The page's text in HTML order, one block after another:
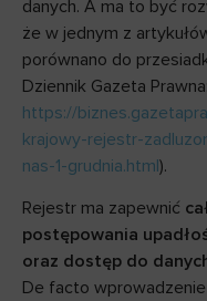
danych. A ma to być
że w jednym z
porównano do
Dziennik Gazeta Prawna:
https://
krajowy-rejestr-
nas-1-grudnia.html).
Rejestr ma zapewnić
postępowania
oraz dostęp do
De facto